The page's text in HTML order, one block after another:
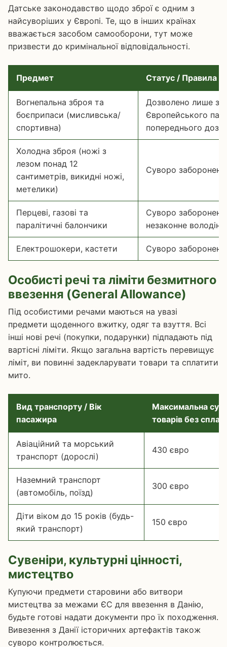
Датське законодавство щодо зброї є одним з
найсуворіших у Європі. Те, що в інших країнах
вважається засобом самооборони, тут може
призвести до кримінальної відповідальності.
Предмет Статус / Правила
Вогнепальна зброя та
боєприпаси (мисливська/
спортивна)
Дозволено лише за
Європейського
попереднього
Холодна зброя (ножі з
лезом понад 12
сантиметрів, викидні ножі,
метелики)
Суворо
Перцеві, газові та
паралітичні балончики
Суворо
незаконне
Електрошокери, кастети Суворо заборонено
Особисті речі та ліміти безмитного
ввезення (General Allowance)
Під особистими речами маються на увазі
предмети щоденного вжитку, одяг та взуття. Всі
інші нові речі (покупки, подарунки) підпадають під
вартісні ліміти. Якщо загальна вартість перевищує
ліміт, ви повинні задекларувати товари та сплатити
мито.
Вид транспорту / Вік
пасажира
Максимальна
товарів без
Авіаційний та морський
транспорт (дорослі)
430 євро
Наземний транспорт
(автомобіль, поїзд)
300 євро
Діти віком до 15 років (будь-
який транспорт)
150 євро
Сувеніри, культурні цінності,
мистецтво
Купуючи предмети старовини або витвори
мистецтва за межами ЄС для ввезення в Данію,
будьте готові надати документи про їх походження.
Вивезення з Данії історичних артефактів також
суворо контролюється.